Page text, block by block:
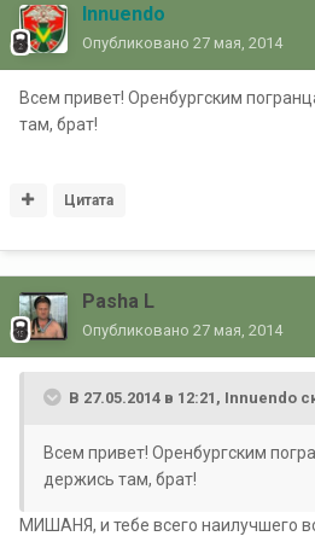
Innuendo
Опубликовано 27 мая, 2014
Всем привет! Оренбургским
там, брат!
Цитата
Pasha L
Опубликовано 27 мая, 2014
В 27.05.2014 в 12:21, Innuendo
Всем привет! Оренбургским
держись там, брат!
МИШАНЯ, и тебе всего наилучшего